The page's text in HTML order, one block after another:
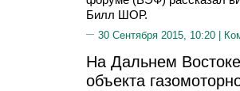
Билл ШОР.
30 Сентября 2015, 10:20 |
На Дальнем
объекта